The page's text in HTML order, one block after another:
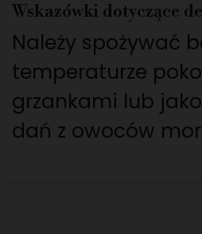
Wskazówki dotyczące
Należy spożywać
temperaturze
grzankami lub
dań z owoców